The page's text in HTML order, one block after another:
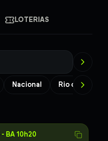
LOTERIAS
Nacional Rio de Janeiro
- BA 10h20